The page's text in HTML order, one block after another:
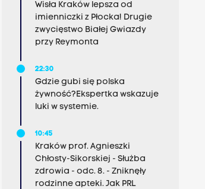
Wisła Kraków lepsza od
imienniczki z Płocka! Drugie
zwycięstwo Białej Gwiazdy
przy Reymonta
22:30
Gdzie gubi się polska
żywność?Ekspertka wskazuje
luki w systemie.
10:45
Kraków prof. Agnieszki
Chłosty-Sikorskiej - Służba
zdrowia - odc. 8. - Zniknęły
rodzinne apteki. Jak PRL